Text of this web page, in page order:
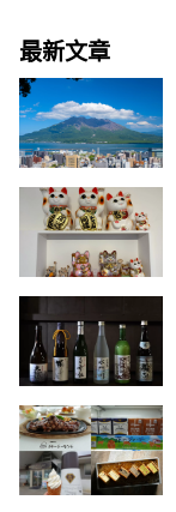
最新文章